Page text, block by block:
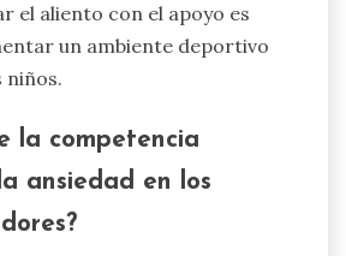
el aliento con el apoyo es
un ambiente deportivo
niños.
la competencia
ansiedad en los